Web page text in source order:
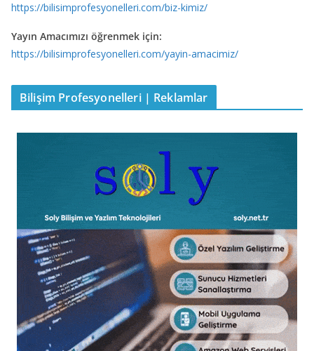
https://bilisimprofesyonelleri.com/biz-kimiz/
Yayın Amacımızı öğrenmek için:
https://bilisimprofesyonelleri.com/yayin-amacimiz/
Bilişim Profesyonelleri | Reklamlar